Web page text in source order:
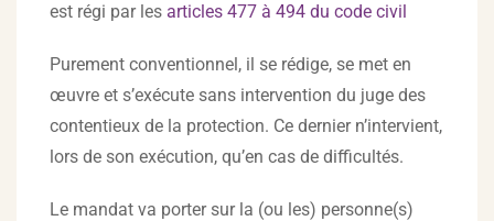
est régi par les articles 477 à 494 du code civil
Purement conventionnel, il se rédige, se met en
œuvre et s’exécute sans intervention du juge des
contentieux de la protection. Ce dernier n’intervient,
lors de son exécution, qu’en cas de difficultés.
Le mandat va porter sur la (ou les) personne(s)